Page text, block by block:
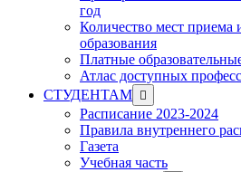
год
Количество мест приема
образования
Платные
Атлас доступных
СТУДЕНТАМ Show
sub
menu
Расписание 2023-2024
Правила внутреннего
Газета
Учебная часть